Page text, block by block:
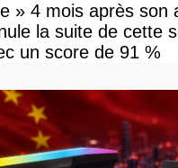
» 4 mois après son
la suite de cette
un score de 91 %